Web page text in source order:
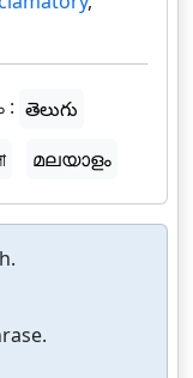
: తెలుగు
മലയാളം